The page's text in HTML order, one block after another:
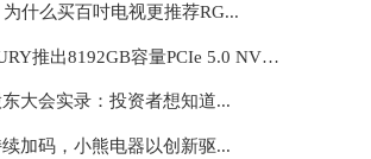
什么买百吋电视更推荐RG...
推出8192GB容量PCIe 5.0 NVMe固态硬盘
大会实录：投资者想知道...
加码，小熊电器以创新驱...